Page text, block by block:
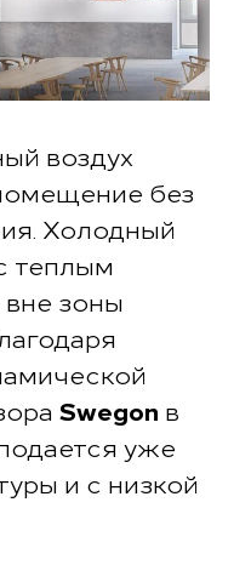
воздух
без
Холодный
теплым
зоны
Swegon в
уже
и с низкой